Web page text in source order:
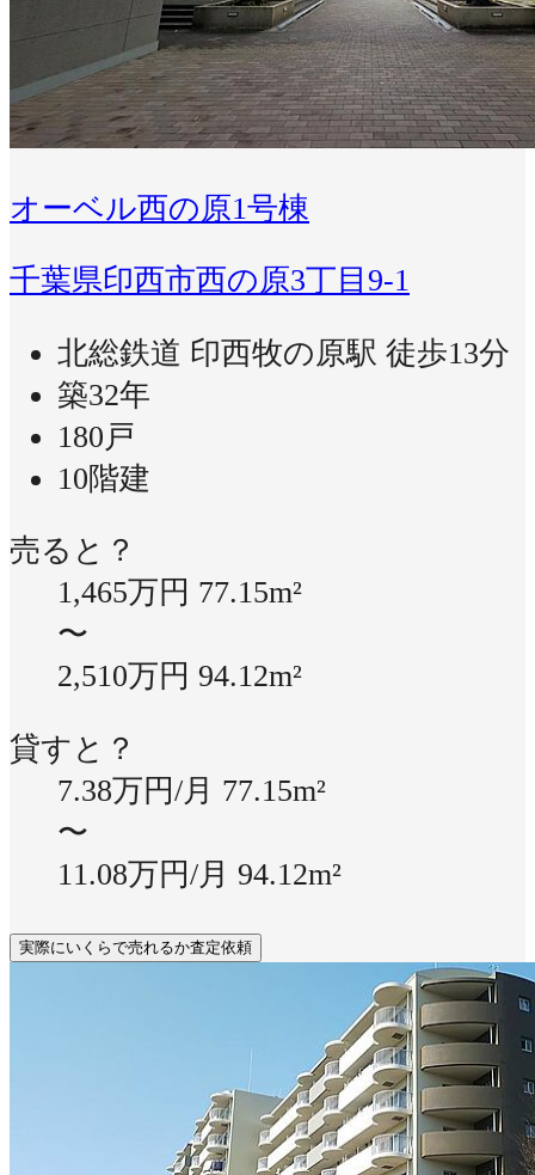
オーベル西の原1号棟
千葉県印西市西の原3丁目9-1
北総鉄道 印西牧の原駅 徒歩13分
築32年
180戸
10階建
売ると？
1,465万円 77.15m²
〜
2,510万円 94.12m²
貸すと？
7.38万円/月 77.15m²
〜
11.08万円/月 94.12m²
実際にいくらで売れるか査定依頼